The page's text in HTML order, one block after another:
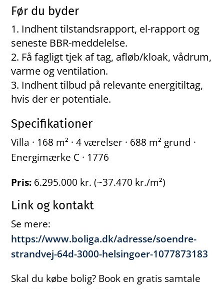
Før du byder
Indhent tilstandsrapport, el-rapport og
seneste BBR-meddelelse.
Få fagligt tjek af tag, afløb/kloak, vådrum,
varme og ventilation.
Indhent tilbud på relevante energitiltag,
hvis der er potentiale.
Specifikationer
Villa · 168 m² · 4 værelser · 688 m² grund ·
Energimærke C · 1776
Pris: 6.295.000 kr. (~37.470 kr./m²)
Link og kontakt
Se mere:
https://www.boliga.dk/adresse/soendre-
strandvej-64d-3000-helsingoer-1077873183
Skal du købe bolig? Book en gratis samtale